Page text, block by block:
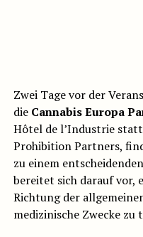
Zwei Tage vor der
die Cannabis Europa
Hôtel de l’Industrie
Prohibition Partners,
zu einem
bereitet sich darauf vor,
Richtung der
medizinische Zwecke zu